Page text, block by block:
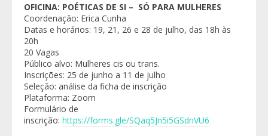
OFICINA: POÉTICAS DE SI – SÓ PARA MULHERES
Coordenação: Erica Cunha
Datas e horários: 19, 21, 26 e 28 de julho, das 18h às
20h
20 Vagas
Público alvo: Mulheres cis ou trans.
Inscrições: 25 de junho a 11 de julho
Seleção: análise da ficha de inscrição
Plataforma: Zoom
Formulário de
inscrição: https://forms.gle/SQaq5Jn5i5GSdnVU6